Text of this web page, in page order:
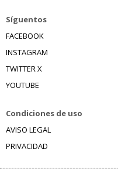
Síguentos
FACEBOOK
INSTAGRAM
TWITTER X
YOUTUBE
Condiciones de uso
AVISO LEGAL
PRIVACIDAD